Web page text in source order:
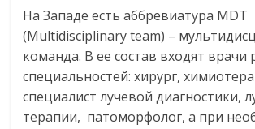
На Западе есть аббревиатура MDT
(Multidisciplinary team) –
команда. В ее состав входят врачи
специальностей: хирург,
специалист лучевой диагностики,
терапии, патоморфолог, а при